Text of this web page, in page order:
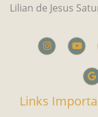
Lilian de Jesus
Links